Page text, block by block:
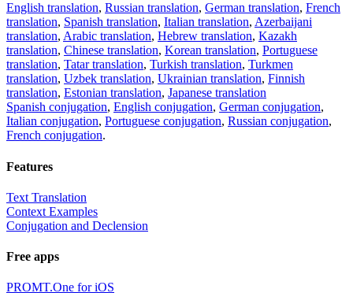
English translation, Russian translation, German translation, French
translation, Spanish translation, Italian translation, Azerbaijani
translation, Arabic translation, Hebrew translation, Kazakh
translation, Chinese translation, Korean translation, Portuguese
translation, Tatar translation, Turkish translation, Turkmen
translation, Uzbek translation, Ukrainian translation, Finnish
translation, Estonian translation, Japanese translation
Spanish conjugation, English conjugation, German conjugation,
Italian conjugation, Portuguese conjugation, Russian conjugation,
French conjugation.
Features
Text Translation
Context Examples
Conjugation and Declension
Free apps
PROMT.One for iOS